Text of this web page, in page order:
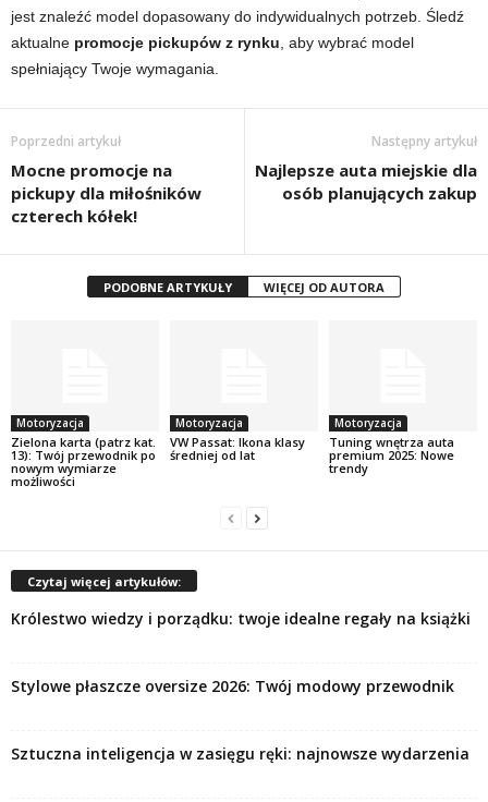
jest znaleźć model dopasowany do indywidualnych potrzeb. Śledź
aktualne promocje pickupów z rynku , aby wybrać model
spełniający Twoje wymagania.
Poprzedni artykuł
Mocne promocje na
pickupy dla miłośników
czterech kółek!
Następny artykuł
Najlepsze auta miejskie dla
osób planujących zakup
PODOBNE ARTYKUŁY WIĘCEJ OD AUTORA
Motoryzacja
Zielona karta (patrz kat.
13): Twój przewodnik po
nowym wymiarze
możliwości
Motoryzacja
VW Passat: Ikona klasy
średniej od lat
Motoryzacja
Tuning wnętrza auta
premium 2025: Nowe
trendy
Czytaj więcej artykułów:
Królestwo wiedzy i porządku: twoje idealne regały na książki
Stylowe płaszcze oversize 2026: Twój modowy przewodnik
Sztuczna inteligencja w zasięgu ręki: najnowsze wydarzenia